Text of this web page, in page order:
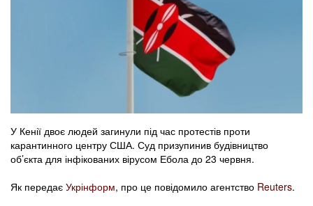
У Кенії двоє людей загинули під час протестів проти
карантинного центру США. Суд призупинив будівництво
об’єкта для інфікованих вірусом Ебола до 23 червня.
Як передає Укрінформ, про це повідомило агентство Reuters.